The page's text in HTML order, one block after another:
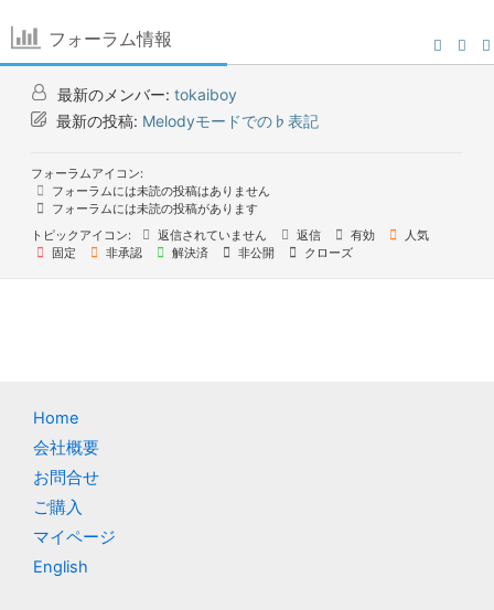
フォーラム情報
最新のメンバー: tokaiboy
最新の投稿: Melodyモードでの♭表記
フォーラムアイコン:
フォーラムには未読の投稿はありません
フォーラムには未読の投稿があります
トピックアイコン:
返信されていません 返信 有効
人気
固定
非承認 解決済 非公開 クローズ
Home
会社概要
お問合せ
ご購入
マイページ
English